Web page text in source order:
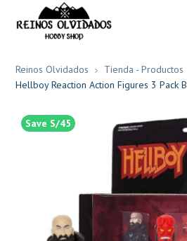
Reinos Olvidados Tienda - Productos
Hellboy Reaction Action Figures 3 Pack B
Save S/45